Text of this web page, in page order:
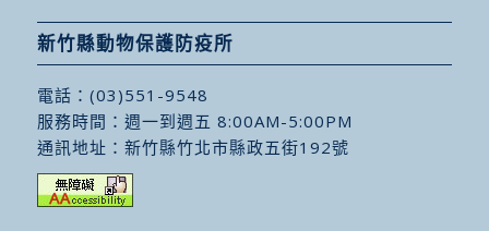
新竹縣動物保護防疫所
電話： (03)551-9548
服務時間：週一到週五 8:00AM-5:00PM
通訊地址： 新竹縣竹北市縣政五街192號